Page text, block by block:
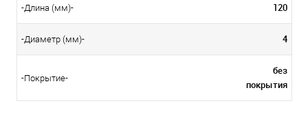
-Длина (мм)- 120
-Диаметр (мм)- 4
-Покрытие-
без
покрытия